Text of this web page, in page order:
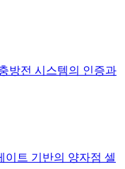
방전 시스템의 인증과
이트 기반의 양자점 셀